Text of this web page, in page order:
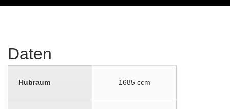
Daten
Hubraum 1685 ccm